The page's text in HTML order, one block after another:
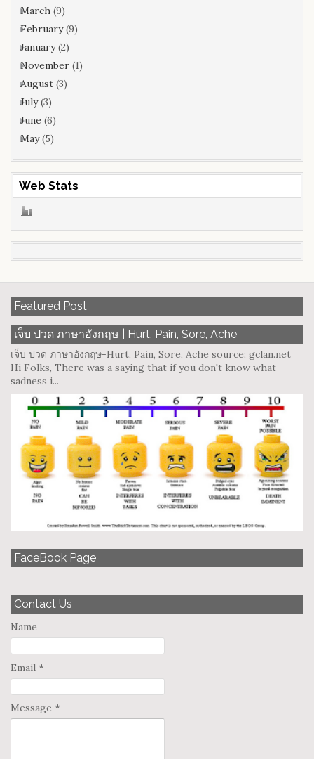
March (9)
February(9)
January(2)
November (1)
August (3)
July(3)
June (6)
May(5)
Web Stats
Featured Post
เจ็บ ปวด ภาษาอังกฤษ | Hurt, Pain, Sore, Ache
เจ็บ ปวด ภาษาอังกฤษ-Hurt, Pain, Sore, Ache source: gclan.net
Hi Folks, There was a saying that if you don't know what
sadness i...
FaceBook Page
Contact Us
Name
Email *
Message *